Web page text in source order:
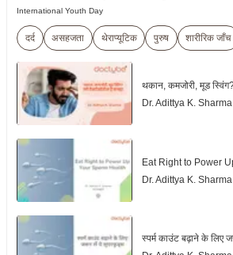
International Youth Day
दर्द असहजता थेराप्यूटिक पुरुष शारीरिक जाँच
थकान, कमजोरी, मूड
Dr. Adittya K. Sharma
Eat Right to Power
Dr. Adittya K. Sharma
स्पर्म काउंट बढ़ाने के